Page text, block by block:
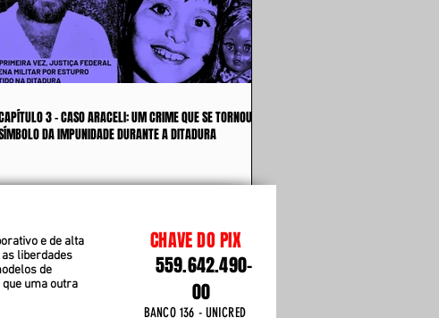
3 - CASO ARACELI: UM CRIME QUE SE TORNOU
DA IMPUNIDADE DURANTE A DITADURA
e de alta
liberdades
de
uma outra
CHAVE DO PIX
559.642.490-
00
BANCO 136 - UNICRED